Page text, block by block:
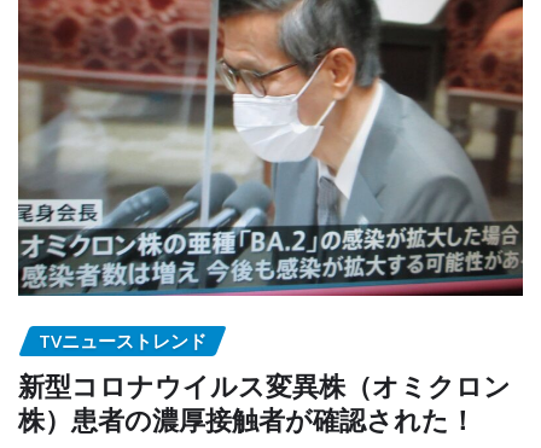
TVニューストレンド
新型コロナウイルス変異株（オミクロン
株）患者の濃厚接触者が確認された！